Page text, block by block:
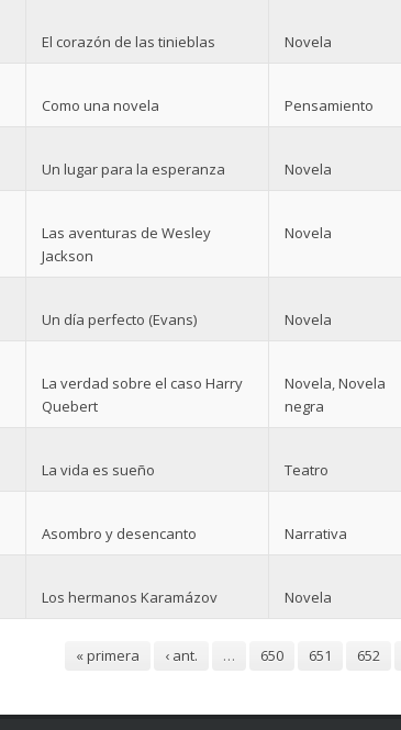
El corazón de las tinieblas Novela
Como una novela Pensamiento
Un lugar para la esperanza Novela
Las aventuras de Wesley
Jackson
Novela
Un día perfecto (Evans) Novela
La verdad sobre el caso Harry
Quebert
Novela Novela
negra
La vida es sueño Teatro
Asombro y desencanto Narrativa
Los hermanos Karamázov Novela
« primera ‹ ant. … 650 651 652